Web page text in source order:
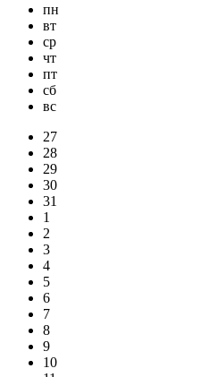
пн
вт
ср
чт
пт
сб
вс
27
28
29
30
31
1
2
3
4
5
6
7
8
9
10